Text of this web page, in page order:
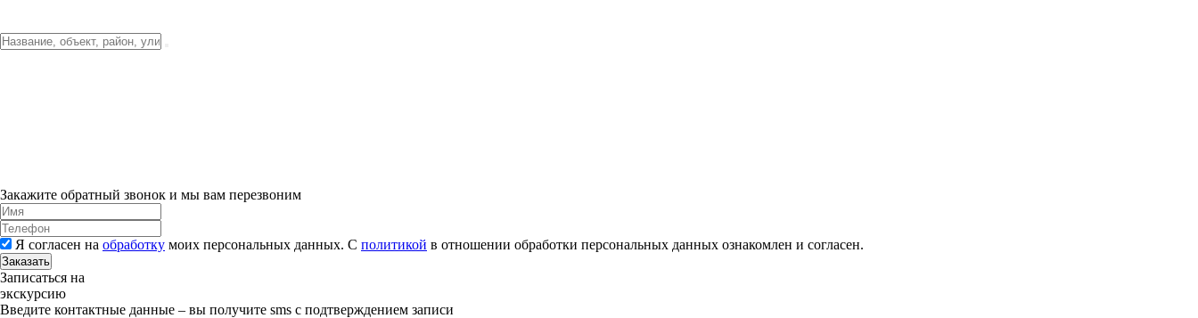
Закажите обратный звонок и мы вам перезвоним
Я согласен на обработку моих персональных данных. С политикой в отношении обработки персональных данных ознакомлен и согласен.
Заказать
Записаться на
экскурсию
Введите контактные данные – вы получите sms с подтверждением записи